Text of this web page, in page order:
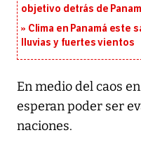
objetivo detrás de
Clima en Panamá este
lluvias y fuertes vientos
En medio del caos
esperan poder ser
naciones.